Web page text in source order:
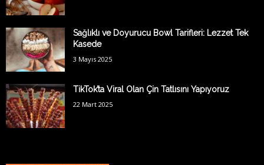
Sağlıklı ve Doyurucu Bowl Tarifleri: Lezzet Tek
Kasede
3 Mayıs 2025
TikTok’ta Viral Olan Çin Tatlısını Yapıyoruz
22 Mart 2025